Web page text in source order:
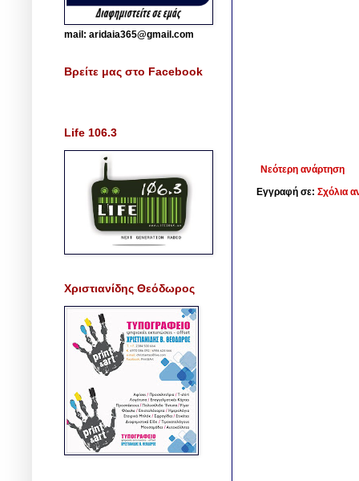
Νεότερη ανάρτηση
Εγγραφή σε: Σχόλια
mail: aridaia365@gmail.com
Βρείτε μας στο Facebook
Life 106.3
Χριστιανίδης Θεόδωρος